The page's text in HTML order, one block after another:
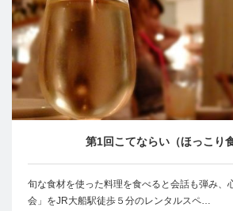
第1回こてならい（ほっこり
旬な食材を使った料理を食べると会話も弾み、
会」をJR大船駅徒歩５分のレンタルスペ…